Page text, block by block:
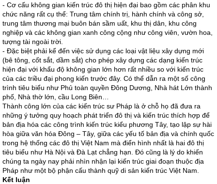
- Cơ cấu không gian kiến trúc đô thị hiện đại bao gồm các phân khu
chức năng rất cụ thể: Trung tâm chính trị, hành chính và công sở,
trung tâm thương mại buôn bán sầm uất, khu thị dân, khu công
nghiệp và các không gian xanh công cộng như công viên, vườn hoa,
tượng tài ngoài trời.
- Đặc biệt phải kể đến việc sử dụng các loại vật liệu xây dựng mới
(bê tông, cốt sắt, dầm sắt) cho phép xây dựng các dạng kiến trúc
hiện đại với khẩu độ không gian lớn hơn rất nhiều so với kiến trúc
của các triều đại phong kiến trước đây. Có thể dẫn ra một số công
trình tiêu biểu như Phủ toàn quyền Đông Dương, Nhà hát Lớn thành
phố, Nhà thờ lớn, cầu Long Biên…
Thành công lớn của các kiến trúc sư Pháp là ở chỗ họ đã đưa ra
những ý tưởng quy hoạch phát triển đô thị và kiến trúc thích hợp để
bản địa hóa các công trình kiến trúc kiểu phương Tây, tạo lập sự hài
hòa giữa văn hóa Đông – Tây, giữa các yếu tố bản địa và chính quốc
trong hệ thống các đô thị Việt Nam mà điển hình nhất là hai đô thị
tiêu biểu như Hà Nội và Đà Lạt chẳng hạn. Đó cũng là lý do khiến
chúng ta ngày nay phải nhìn nhận lại kiến trúc giai đoạn thuộc địa
Pháp như một bộ phận cấu thành quỹ di sản kiến trúc Việt Nam.
Kết luận